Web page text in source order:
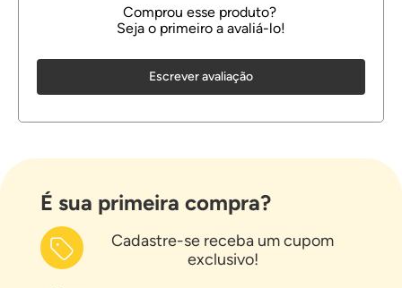
Escrever avaliação
É sua primeira compra?
Cadastre-se receba um cupom
exclusivo!